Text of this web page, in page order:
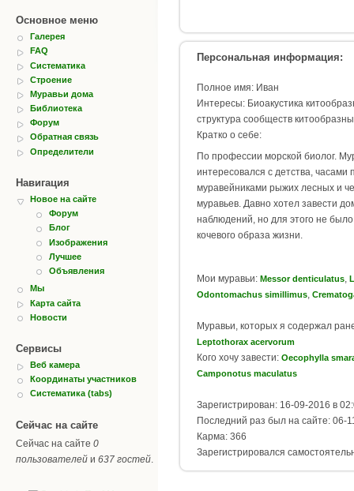
Основное меню
Галерея
FAQ
Систематика
Строение
Муравьи дома
Библиотека
Форум
Обратная связь
Определители
Навигация
Новое на сайте
Форум
Блог
Изображения
Лучшее
Объявления
Мы
Карта сайта
Новости
Сервисы
Веб камера
Координаты участников
Систематика (tabs)
Сейчас на сайте
Сейчас на сайте 0
пользователей и 637 гостей.
Персональная информация:
Полное имя: Иван
Интересы: Биоакустика
структура сообществ
Кратко о себе:
По профессии морской биолог.
интересовался с детства, часами
муравейниками рыжих лесных и
муравьев. Давно хотел завести
наблюдений, но для этого не
кочевого образа жизни.
Мои муравьи: Messor denticulatus
Odontomachus simillimus
Муравьи, которых я содержал
Leptothorax acervorum
Кого хочу завести: Oecophylla
Camponotus maculatus
Зарегистрирован: 16-09-2016 в
Последний раз был на сайте: 06-
Карма: 366
Зарегистрировался